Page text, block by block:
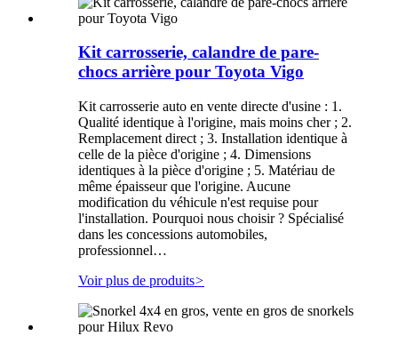
Kit carrosserie, calandre de pare-
chocs arrière pour Toyota Vigo
Kit carrosserie auto en vente directe d'usine : 1.
Qualité identique à l'origine, mais moins cher ; 2.
Remplacement direct ; 3. Installation identique à
celle de la pièce d'origine ; 4. Dimensions
identiques à la pièce d'origine ; 5. Matériau de
même épaisseur que l'origine. Aucune
modification du véhicule n'est requise pour
l'installation. Pourquoi nous choisir ? Spécialisé
dans les concessions automobiles,
professionnel…
Voir plus de produits>